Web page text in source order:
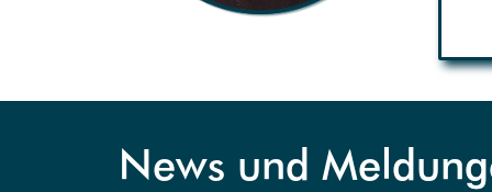
News und